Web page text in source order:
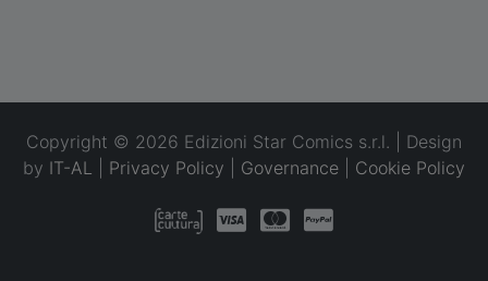
Copyright © 2026 Edizioni Star Comics s.r.l. | Design
by IT-AL Privacy Policy Governance Cookie Policy